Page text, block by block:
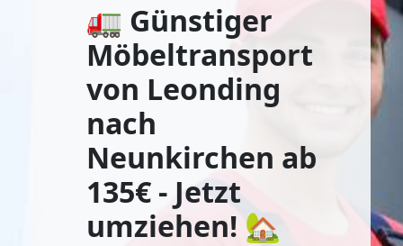
🚛 Günstiger
Möbeltransport
von Leonding
nach
Neunkirchen ab
135€ - Jetzt
umziehen! 🏡